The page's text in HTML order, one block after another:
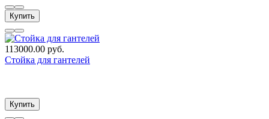
Купить
113000.00 руб.
Стойка для гантелей
Купить